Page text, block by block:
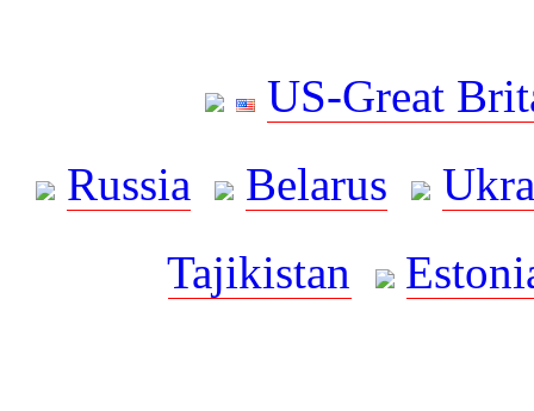
US-Great
Russia
Belarus
Tajikistan